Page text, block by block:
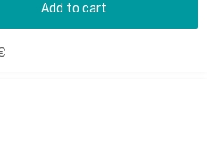
Add to cart